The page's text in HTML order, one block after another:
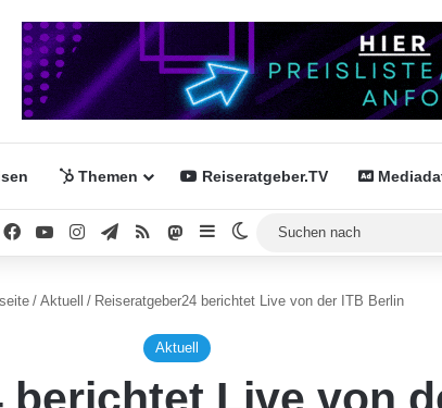
Themen Reiseratgeber.TV
FacebookYouTubeInstagramTelegram
RSS Mastodon
SidebarSkin umschalten
/ Aktuell / Reiseratgeber24 berichtet Live von der ITB Berlin
Aktuell